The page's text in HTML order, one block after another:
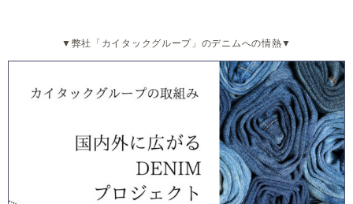
▼弊社「カイタックグループ」のデニムへの情熱▼